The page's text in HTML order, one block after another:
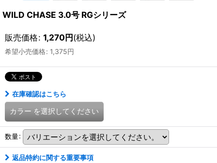
WILD CHASE 3.0号 RGシリーズ
販売価格: 1,270円(税込)
希望小売価格: 1,375円
在庫確認はこちら
カラー を選択してください
数量:
返品特約に関する重要事項